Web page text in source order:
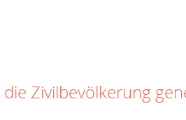
die Zivilbevölkerung